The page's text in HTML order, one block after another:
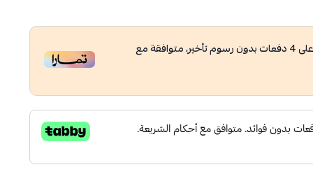
على4دفعات بدون رسوم تأخير، متوافقة مع